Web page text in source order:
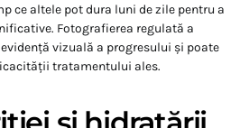
ce altele pot dura luni de zile pentru a
Fotografierea regulată a
vizuală a progresului și poate
tratamentului ales.